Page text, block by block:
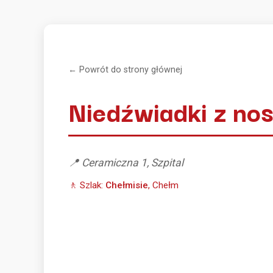
← Powrót do strony głównej
Niedźwiadki z
📍 Ceramiczna 1, Szpital
🚶 Szlak: Chełmisie, Chełm